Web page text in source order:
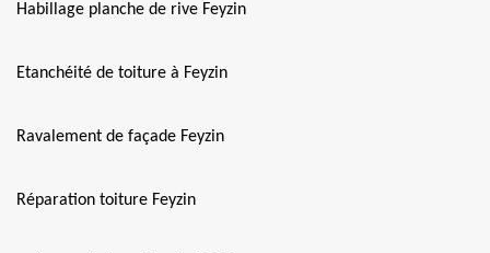
Habillage planche de rive Feyzin
Etanchéité de toiture à Feyzin
Ravalement de façade Feyzin
Réparation toiture Feyzin